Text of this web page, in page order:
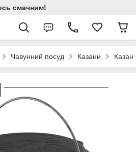
смачним!
Чавунний посуд Казани Казан